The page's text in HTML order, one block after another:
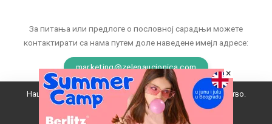
За питања или предлоге о пословној сарадњи можете
контактирати са нама путем доле наведене имејл адресе:
marketing@zelenaucionica.com
© 2011-2024 Copyright by Zelena učionica. All Rights reserved.
Наш вебсајт користи колачиће да побољша ваше искуство.
Прихватам
×